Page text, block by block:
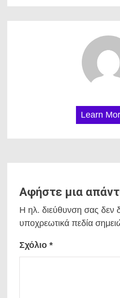
Learn
Αφήστε μια
Η ηλ. διεύθυνση σας δεν
υποχρεωτικά πεδία
Σχόλιο *